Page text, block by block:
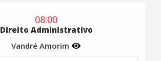
08:00
Direito Administrativo
Vandré Amorim